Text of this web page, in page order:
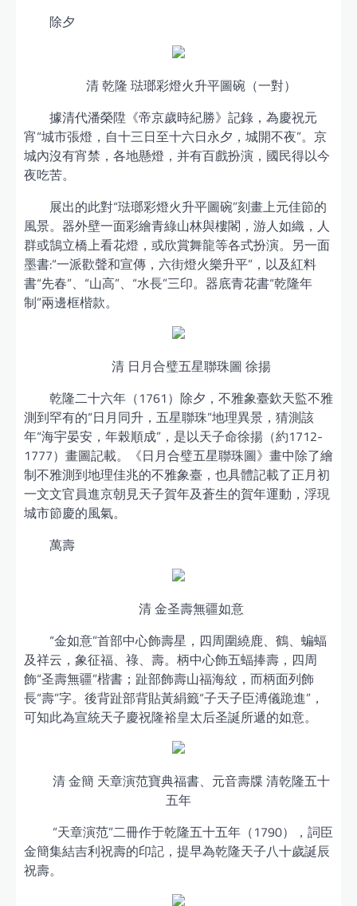
除夕
清 乾隆 琺瑯彩燈火升平圖碗（一對）
據清代潘榮陞《帝京歲時紀勝》記錄，為慶祝元
宵“城市張燈，自十三日至十六日永夕，城開不夜”。京
城內沒有宵禁，各地懸燈，并有百戲扮演，國民得以今
夜吃苦。
展出的此對“琺瑯彩燈火升平圖碗”刻畫上元佳節的
風景。器外壁一面彩繪青綠山林與樓閣，游人如織，人
群或鵠立橋上看花燈，或欣賞舞龍等各式扮演。另一面
墨書:“一派歡聲和宣傳，六街燈火樂升平”，以及紅料
書“先春”、“山高”、“水長”三印。器底青花書“乾隆年
制”兩邊框楷款。
清 日月合璧五星聯珠圖 徐揚
乾隆二十六年（1761）除夕，不雅象臺欽天監不雅
測到罕有的“日月同升，五星聯珠”地理異景，猜測該
年“海宇晏安，年榖順成”，是以天子命徐揚（約1712-
1777）畫圖記載。《日月合璧五星聯珠圖》畫中除了繪
制不雅測到地理佳兆的不雅象臺，也具體記載了正月初
一文文官員進京朝見天子賀年及蒼生的賀年運動，浮現
城市節慶的風氣。
萬壽
清 金圣壽無疆如意
“金如意”首部中心飾壽星，四周圍繞鹿、鶴、蝙蝠
及祥云，象征福、祿、壽。柄中心飾五蝠捧壽，四周
飾“圣壽無疆”楷書；趾部飾壽山福海紋，而柄面列飾
長“壽”字。後背趾部背貼黃絹籤“子天子臣溥儀跪進”，
可知此為宣統天子慶祝隆裕皇太后圣誕所遞的如意。
清 金簡 天章演范寶典福書、元音壽牒 清乾隆五十
五年
“天章演范”二冊作于乾隆五十五年（1790），詞臣
金簡集結吉利祝壽的印記，提早為乾隆天子八十歲誕辰
祝壽。